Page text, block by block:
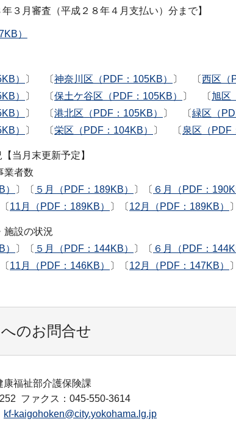
３月審査（平成２８年４月支払い）分まで】
）
） 〕 〔神奈川区（PDF：105KB） 〕 〔西区（
） 〕 〔保土ケ谷区（PDF：105KB） 〕 〔 旭区
） 〕 〔港北区（PDF：105KB） 〕 〔緑区（
） 〕 〔栄区（PDF：104KB） 〕 〔 泉区（PDF
当月末更新予定】
業者数
〕〔 ５月（PDF：189KB） 〕〔 ６月（PDF：
11月（PDF：189KB） 〕〔 12月（PDF：189KB）
施設の状況
〕〔 ５月（PDF：144KB） 〕〔 ６月（PDF：
11月（PDF：146KB） 〕〔 12月（PDF：147KB）
のお問合せ
福祉部介護保険課
ファクス：045-550-3614
kf-kaigohoken@city.yokohama.lg.jp